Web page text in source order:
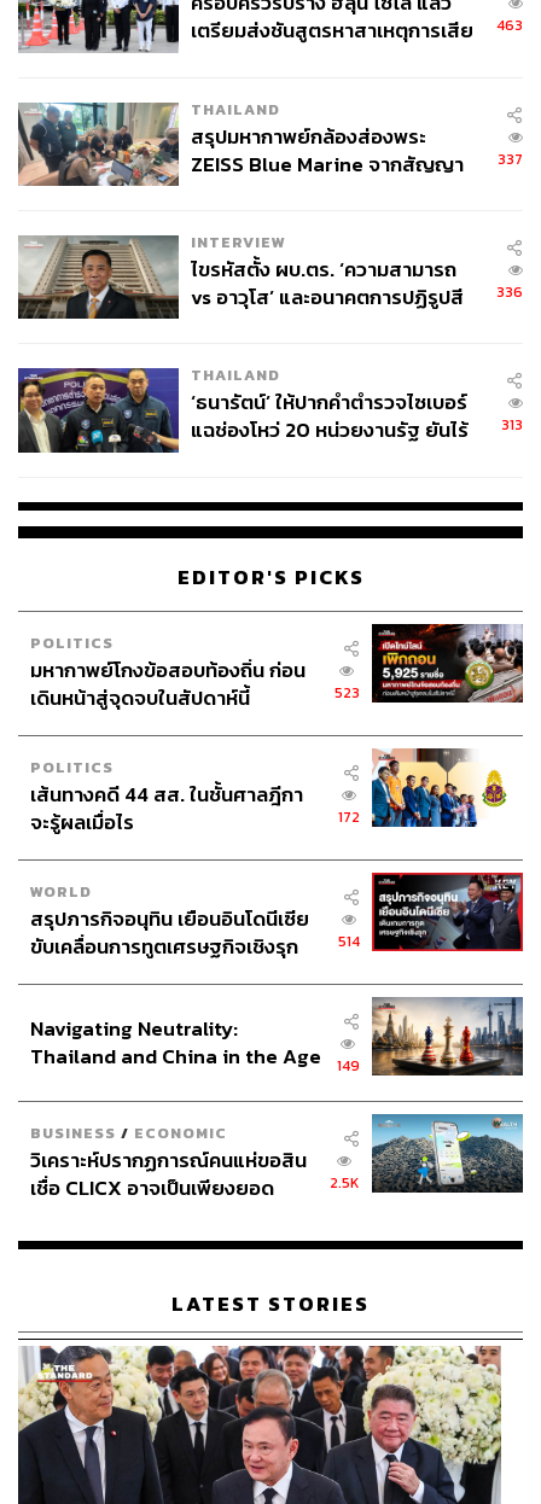
เตรียมส่งชันสูตรหาสาเหตุการเสีย
463
THAILAND
สรุปมหากาพย์กล้องส่องพระ
ZEISS Blue Marine จากสัญญา
จ่ายหนี้-แอบระบุแบรนด์
337
INTERVIEW
ไขรหัสตั้ง ผบ.ตร. ‘ความสามารถ
vs อาวุโส’ และอนาคตการปฏิรูปสี
336
THAILAND
‘ธนารัตน์’ ให้ปากคำตำรวจไซเบอร์
แฉช่องโหว่ 20 หน่วยงานรัฐ ยันไร้
313
EDITOR'S PICKS
POLITICS
มหากาพย์โกงข้อสอบท้องถิ่น ก่อน
เดินหน้าสู่จุดจบในสัปดาห์นี้
523
POLITICS
เส้นทางคดี 44 สส. ในชั้นศาลฎีกา
จะรู้ผลเมื่อไร
172
WORLD
สรุปภารกิจอนุทิน เยือนอินโดนีเซีย
ขับเคลื่อนการทูตเศรษฐกิจเชิงรุก
514
Navigating Neutrality:
Thailand and China in the Age
149
BUSINESS / ECONOMIC
วิเคราะห์ปรากฏการณ์คนแห่ขอสิน
เชื่อ CLICX อาจเป็นเพียงยอด
เรือนไทยที่ถูกซุกไว้
2.5K
LATEST STORIES